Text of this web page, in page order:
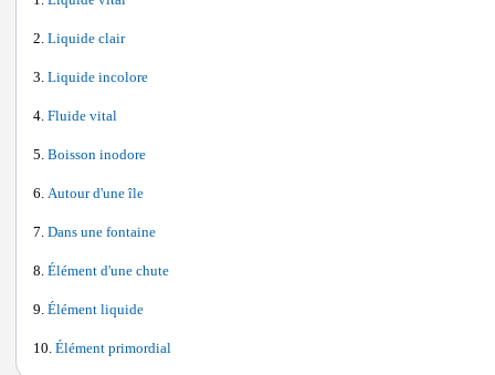
Liquide clair
Liquide incolore
Fluide vital
Boisson inodore
Autour d'une île
Dans une fontaine
Élément d'une chute
Élément liquide
Élément primordial